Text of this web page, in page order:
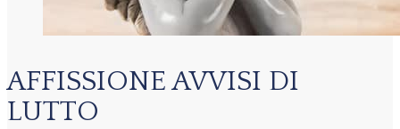
AFFISSIONE AVVISI DI
LUTTO